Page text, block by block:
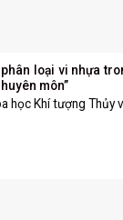
loại vi nhựa
môn”
học Khí tượng Thủy